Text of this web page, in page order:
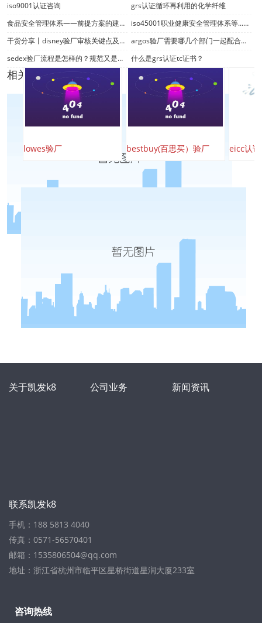
iso9001认证咨询
​grs认证循环再利用的化学纤维
食品安全管理体系——前提方案的建立与实施
iso45001职业健康安全管理体系等...常见13种体系认证大盘点！
干货分享丨disney验厂审核关键点及最低合规标准mcs
argos验厂需要哪几个部门一起配合准备资料？
sedex验厂流程是怎样的？规范又是怎样的呢？
什么是grs认证tc证书？
相关产品
lowes验厂 bestbuy(百思买）验厂 eicc认
关于凯发k8 公司业务 新闻资讯
联系凯发k8
手机：188 5813 4040
传真：0571-56570401
邮箱： 1535806504@qq.com
地址：浙江省杭州市临平区星桥街道星润大厦233室
咨询热线